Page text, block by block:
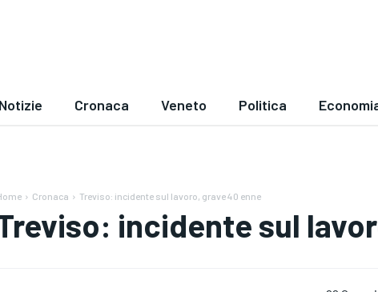
Notizie Cronaca Veneto Politica
Cronaca Treviso: incidente sul lavoro, grave 40 enne
incidente sul